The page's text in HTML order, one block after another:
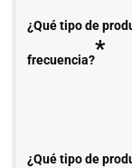
¿Qué tipo de
frecuencia?*
¿Qué tipo de